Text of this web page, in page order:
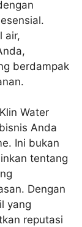
air,
berdampak
Water
Anda
Ini bukan
tentang
Dengan
yang
reputasi